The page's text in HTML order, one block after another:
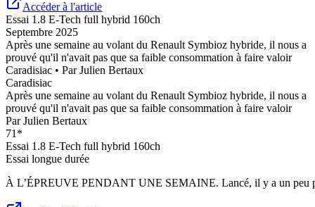
Accéder à l'article
Essai 1.8 E-Tech full hybrid 160ch
Septembre 2025
Après une semaine au volant du Renault Symbioz hybride, il nous a
prouvé qu'il n'avait pas que sa faible consommation à faire valoir
Caradisiac • ParJulien Bertaux
Caradisiac
Après une semaine au volant du Renault Symbioz hybride, il nous a
prouvé qu'il n'avait pas que sa faible consommation à faire valoir
ParJulien Bertaux
71 *
Essai 1.8 E-Tech full hybrid 160ch
Essai longue durée
À L’ÉPREUVE PENDANT UNE SEMAINE. Lancé, il y a un peu